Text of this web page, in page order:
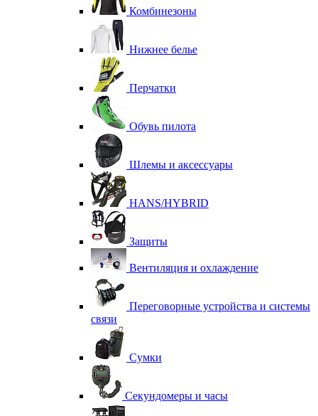
Комбинезоны
Нижнее белье
Перчатки
Обувь пилота
Шлемы и аксессуары
HANS/HYBRID
Защиты
Вентиляция и охлаждение
Переговорные устройства и системы
связи
Сумки
Секундомеры и часы